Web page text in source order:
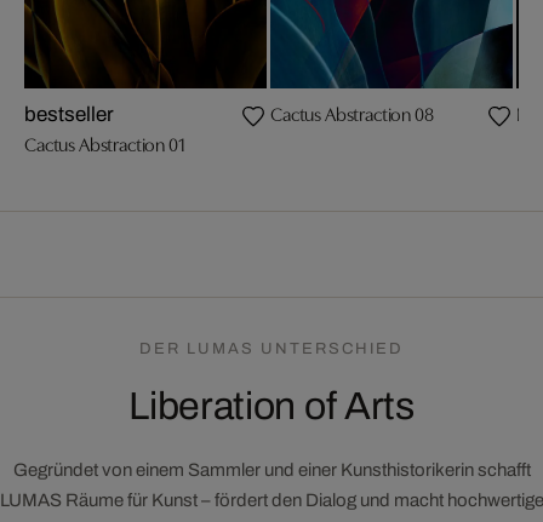
bestseller
Cactus Abstraction 01
Cactus Abstraction 08
DER LUMAS UNTERSCHIED
Liberation of Arts
Gegründet von einem Sammler und einer Kunsthistorikerin schafft
LUMAS Räume für Kunst – fördert den Dialog und macht hochwertige